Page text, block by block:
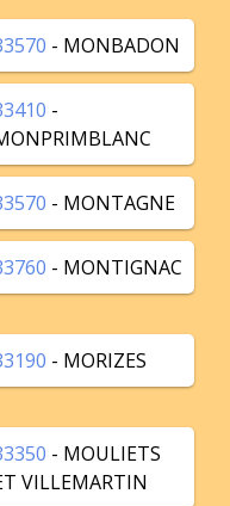
- MONBADON
-
- MONTAGNE
- MONTIGNAC
- MORIZES
- MOULIETS
VILLEMARTIN